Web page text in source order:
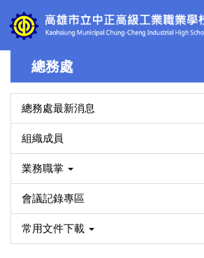
到
主
總務處
總務處最新消息
組織成員
業務職掌
會議記錄專區
常用文件下載